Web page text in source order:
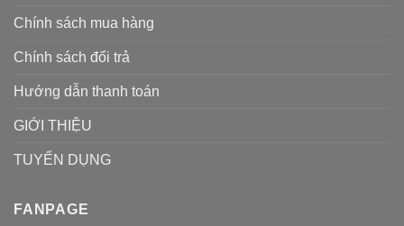
Chính sách mua hàng
Chính sách đổi trả
Hướng dẫn thanh toán
GIỚI THIỆU
TUYỂN DỤNG
FANPAGE